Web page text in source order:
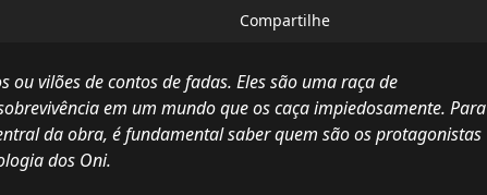
Compartilhe
ou vilões de contos de fadas. Eles são uma raça de
em um mundo que os caça impiedosamente. Para
da obra, é fundamental saber quem são os protagonistas
dos Oni.